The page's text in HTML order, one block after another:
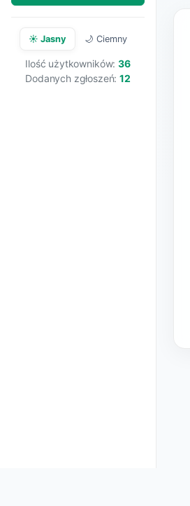
☀️ Jasny 🌙 Ciemny
Ilość użytkowników:36
Dodanych zgłoszeń:12